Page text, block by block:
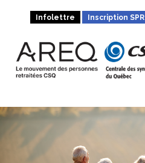
Infolettre Inscription SPR